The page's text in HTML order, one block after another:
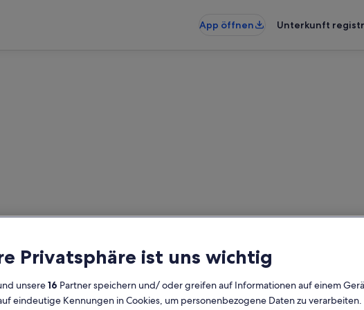
App öffnen
Unterkunft
gefunden. Bitte gib deinen
Verfügbarkeit zu prüfen.
Daten
Gäste
2 Gäste
Privatsphäre ist uns wichtig
unsere16 Partner speichern und/ oder greifen auf Informationen auf einem
eindeutige Kennungen in Cookies, um personenbezogene Daten zu verarbeiten.